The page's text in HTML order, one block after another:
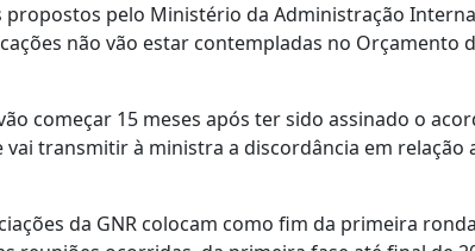
propostos pelo Ministério da Administração Interna
não vão estar contempladas no Orçamento
começar 15 meses após ter sido assinado o
transmitir à ministra a discordância em relação
da GNR colocam como fim da primeira ronda